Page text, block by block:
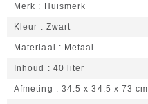
Merk Huismerk
Kleur Zwart
Materiaal Metaal
Inhoud 40 liter
Afmeting 34.5 x 34.5 x 73 cm